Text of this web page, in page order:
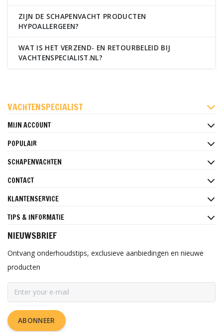
ZIJN DE SCHAPENVACHT PRODUCTEN
HYPOALLERGEEN?
WAT IS HET VERZEND- EN RETOURBELEID BIJ
VACHTENSPECIALIST.NL?
VACHTENSPECIALIST
MIJN ACCOUNT
POPULAIR
SCHAPENVACHTEN
CONTACT
KLANTENSERVICE
TIPS & INFORMATIE
NIEUWSBRIEF
Ontvang onderhoudstips, exclusieve aanbiedingen en nieuwe
producten
ABONNEER